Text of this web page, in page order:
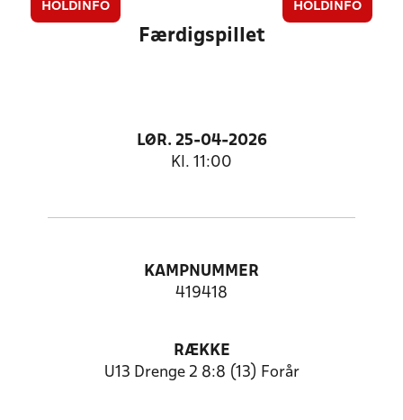
HOLDINFO HOLDINFO
Færdigspillet
LØR. 25-04-2026
Kl. 11:00
KAMPNUMMER
419418
RÆKKE
U13 Drenge 2 8:8 (13) Forår